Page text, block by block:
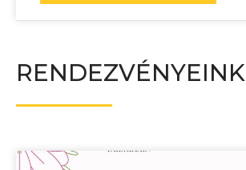
RENDEZVÉNYEINK